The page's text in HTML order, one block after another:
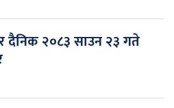
दैनिक २०८३ साउन २३ गते